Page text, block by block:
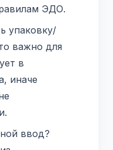
ЭДО.
упаковку/
важно для
в
иначе
ввод?